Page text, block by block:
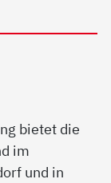
bietet die
im
und in